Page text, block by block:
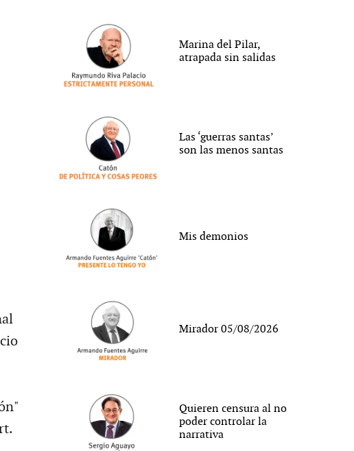
Marina del Pilar,
atrapada sin salidas
Las ‘guerras santas’
son las menos santas
Mis demonios
Mirador 05/08/2026
Quieren censura al no
poder controlar la
narrativa